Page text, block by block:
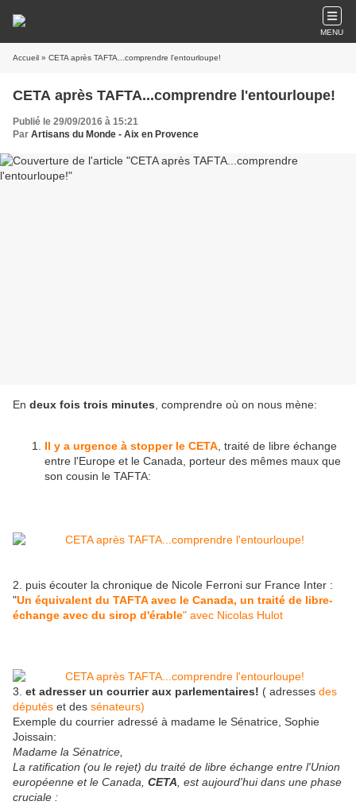
MENU
Accueil » CETA après TAFTA...comprendre l'entourloupe!
CETA après TAFTA...comprendre l'entourloupe!
Publié le 29/09/2016 à 15:21
Par Artisans du Monde - Aix en Provence
En deux fois trois minutes , comprendre où on nous mène:
Il y a urgence à stopper le CETA , traité de libre échange
entre l'Europe et le Canada, porteur des mêmes maux que
son cousin le TAFTA:
2. puis écouter la chronique de Nicole Ferroni sur France Inter :
"Un équivalent du TAFTA avec le Canada, un traité de libre-
échange avec du sirop d'érable" avec Nicolas Hulot
3. et adresser un courrier aux parlementaires! ( adresses des
députés et des sénateurs)
Exemple du courrier adressé à madame le Sénatrice, Sophie
Joissain:
Madame la Sénatrice,
La ratification (ou le rejet) du traité de libre échange entre l'Union
européenne et le Canada, CETA , est aujourd'hui dans une phase
cruciale :